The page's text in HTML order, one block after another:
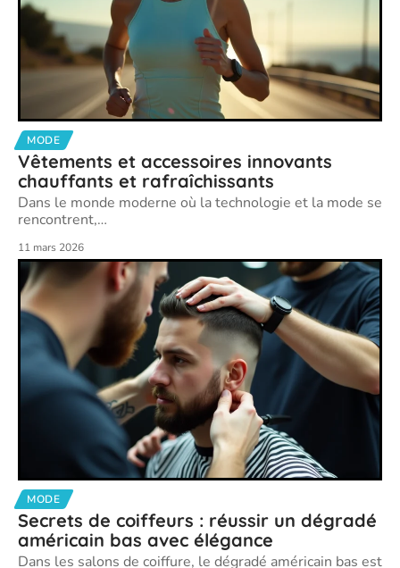
MODE
Vêtements et accessoires innovants
chauffants et rafraîchissants
Dans le monde moderne où la technologie et la mode se
rencontrent,…
11 mars 2026
MODE
Secrets de coiffeurs : réussir un dégradé
américain bas avec élégance
Dans les salons de coiffure, le dégradé américain bas est